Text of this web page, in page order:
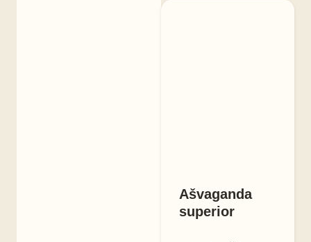
Ašvaganda
superior